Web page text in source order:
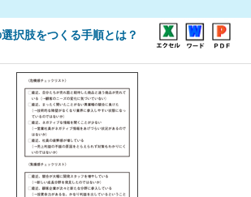
択肢をつくる手順とは？